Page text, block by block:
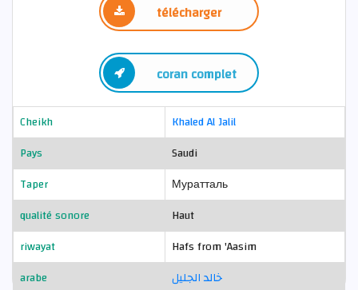
télécharger
coran complet
Cheikh
Khaled Al Jalil
Pays
Saudi
Taper
Муратталь
qualité sonore
Haut
riwayat
Hafs from 'Aasim
arabe
خالد الجليل